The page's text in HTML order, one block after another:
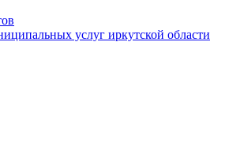
услуг иркутской области